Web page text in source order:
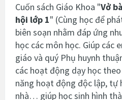
Cuốn sách Giáo Khoa "Vở
hội lớp 1" (Cùng học để
biên soạn nhằm đáp ứng
học các môn học. Giúp các
giáo và quý Phụ huynh
các hoạt động dạy học
năng hoạt động độc lập, tự
nhà… giúp học sinh hình